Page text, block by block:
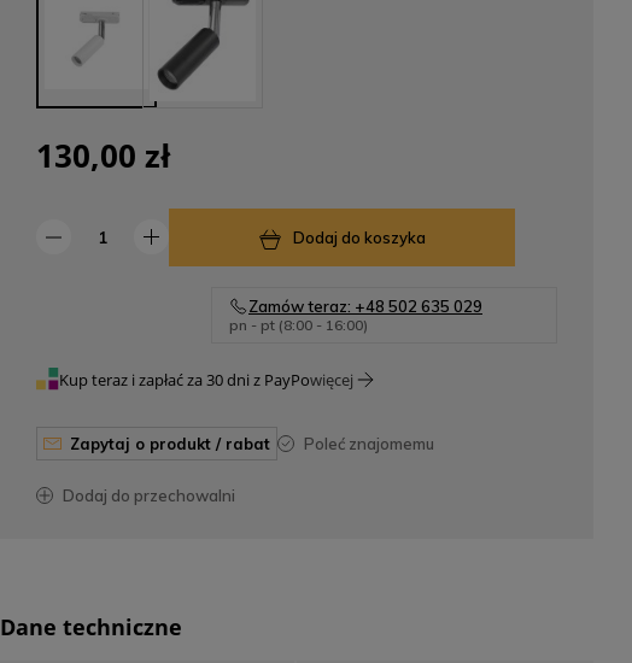
130,00 zł
Dodaj do koszyka
Zamów teraz: +48 502 635 029
pn - pt (8:00 - 16:00)
Kup teraz i zapłać za 30 dni z PayPowięcej
zapytaj o produkt / rabat poleć znajomemu
dodaj do przechowalni
Dane techniczne